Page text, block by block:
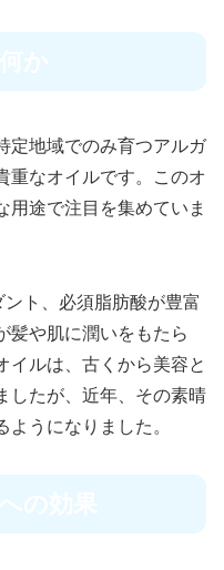
定地域でのみ育つアルガ
重なオイルです。このオ
用途で注目を集めていま
ト、必須脂肪酸が豊富
髪や肌に潤いをもたら
イルは、古くから美容と
したが、近年、その素晴
うになりました。